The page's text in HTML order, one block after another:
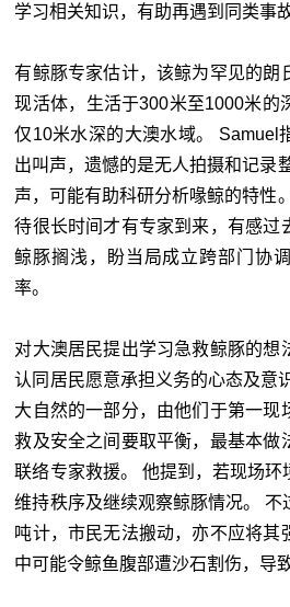
学习相关知识，有助再遇到同类事
有鲸豚专家估计，该鲸为罕见的朗
现活体，生活于300米至1000米的
仅10米水深的大澳水域。 Samuel
出叫声，遗憾的是无人拍摄和记录
声，可能有助科研分析喙鲸的特性
待很长时间才有专家到来，有感过
鲸豚搁浅，盼当局成立跨部门协
率。
对大澳居民提出学习急救鲸豚的想
认同居民愿意承担义务的心态及意
大自然的一部分，由他们于第一现
救及安全之间要取平衡，最基本做
联络专家救援。 他提到，若现场环
维持秩序及继续观察鲸豚情况。 不
吨计，市民无法搬动，亦不应将其
中可能令鲸鱼腹部遭沙石割伤，导